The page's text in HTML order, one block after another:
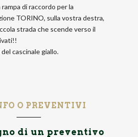
rampa di raccordo per la
TORINO, sulla vostra destra,
strada che scende verso il
cascinale giallo.
O PREVENTIVI
di un preventivo